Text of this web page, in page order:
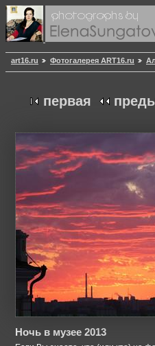
art16.ru Фотогалерея ART16.ru
первая
Ночь в музее 2013